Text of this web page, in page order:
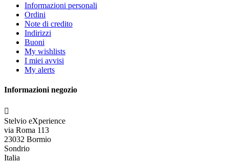
Informazioni personali
Ordini
Note di credito
Indirizzi
Buoni
My wishlists
I miei avvisi
My alerts
Informazioni negozio

Stelvio eXperience
via Roma 113
23032 Bormio
Sondrio
Italia